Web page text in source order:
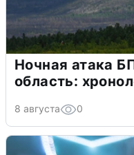
Ночная атака
область:
8 августа 0